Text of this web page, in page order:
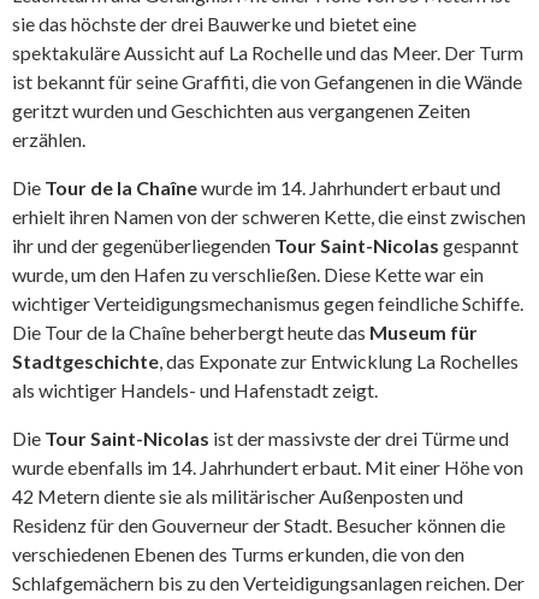
sie das höchste der drei Bauwerke und bietet eine
spektakuläre Aussicht auf La Rochelle und das Meer. Der Turm
ist bekannt für seine Graffiti, die von Gefangenen in die Wände
geritzt wurden und Geschichten aus vergangenen Zeiten
erzählen.
Die Tour de la Chaînewurde im 14. Jahrhundert erbaut und
erhielt ihren Namen von der schweren Kette, die einst zwischen
ihr und der gegenüberliegenden Tour Saint-Nicolas gespannt
wurde, um den Hafen zu verschließen. Diese Kette war ein
wichtiger Verteidigungsmechanismus gegen feindliche Schiffe.
Die Tour de la Chaîne beherbergt heute das Museum für
Stadtgeschichte, das Exponate zur Entwicklung La Rochelles
als wichtiger Handels- und Hafenstadt zeigt.
Die Tour Saint-Nicolas ist der massivste der drei Türme und
wurde ebenfalls im 14. Jahrhundert erbaut. Mit einer Höhe von
42 Metern diente sie als militärischer Außenposten und
Residenz für den Gouverneur der Stadt. Besucher können die
verschiedenen Ebenen des Turms erkunden, die von den
Schlafgemächern bis zu den Verteidigungsanlagen reichen. Der